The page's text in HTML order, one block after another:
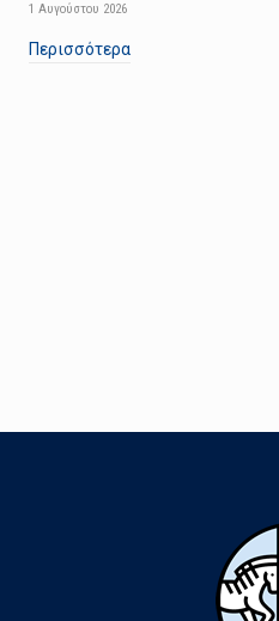
1 Αυγούστου 2026
Περισσότερα